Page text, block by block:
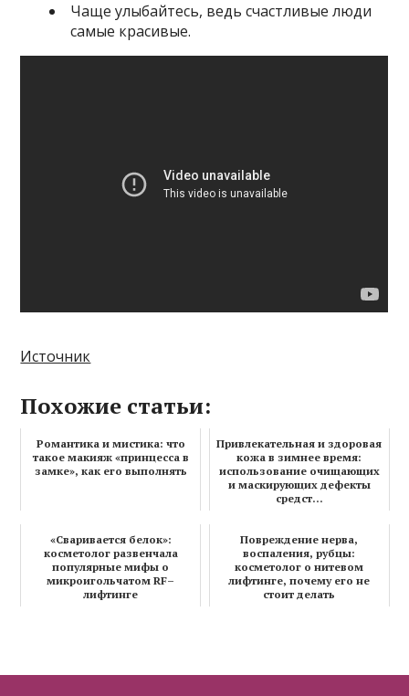
Чаще улыбайтесь, ведь счастливые люди
самые красивые.
Источник
Похожие статьи:
Романтика и мистика: что
такое макияж «принцесса в
замке», как его выполнять
Привлекательная и здоровая
кожа в зимнее время:
использование очищающих
и маскирующих дефекты
средст...
«Сваривается белок»:
косметолог развенчала
популярные мифы о
микроигольчатом RF–
лифтинге
Повреждение нерва,
воспаления, рубцы:
косметолог о нитевом
лифтинге, почему его не
стоит делать